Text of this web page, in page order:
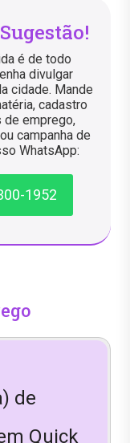
é de todo
divulgar
cidade. Mande
cadastro
de emprego,
campanha de
WhatsApp:
1952
de
Quick